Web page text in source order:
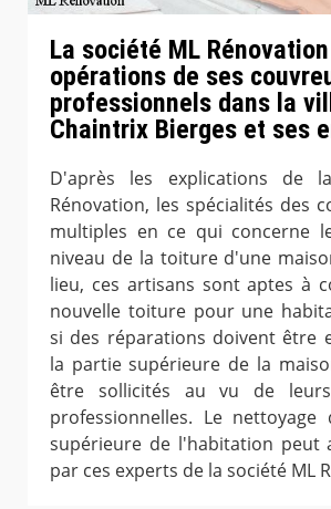
La société ML
opérations de ses
professionnels dans la
Chaintrix Bierges et ses
D'après les explications de
Rénovation, les spécialités des
multiples en ce qui concerne
niveau de la toiture d'une
lieu, ces artisans sont aptes à
nouvelle toiture pour une
si des réparations doivent être
la partie supérieure de la
être sollicités au vu de leurs
professionnelles. Le
supérieure de l'habitation peut
par ces experts de la société ML